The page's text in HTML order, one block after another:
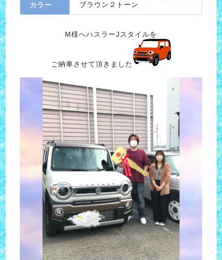
カラー
ブラウン２トーン
M様へハスラーJスタイルを
ご納車させて頂きました